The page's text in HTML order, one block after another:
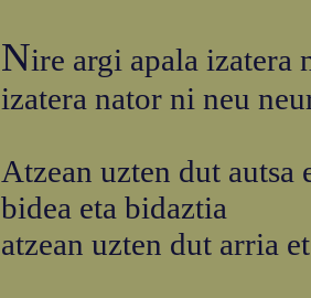
Nire argi apala izatera
izatera nator ni neu
Atzean uzten dut
bidea eta bidaztia
atzean uzten dut arria